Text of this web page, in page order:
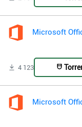
Microsoft
4 123
Microsoft